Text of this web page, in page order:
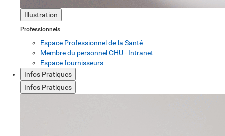
Illustration
Professionnels
Espace Professionnel de la Santé
Membre du personnel CHU - Intranet
Espace fournisseurs
Infos Pratiques
Infos Pratiques